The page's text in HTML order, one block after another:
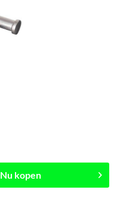
Nu kopen